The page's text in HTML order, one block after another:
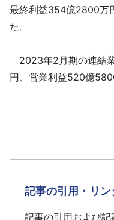
最終利益354億2800万
た。
2023年2月期の連結
円、営業利益520億
記事の引用・リン
記事の引用および